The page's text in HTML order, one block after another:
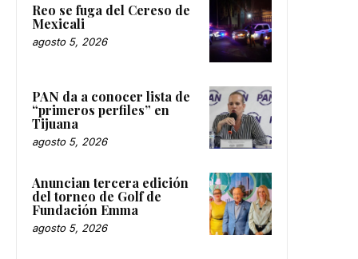
Reo se fuga del Cereso de
Mexicali
agosto 5, 2026
PAN da a conocer lista de
“primeros perfiles” en
Tijuana
agosto 5, 2026
Anuncian tercera edición
del torneo de Golf de
Fundación Emma
agosto 5, 2026